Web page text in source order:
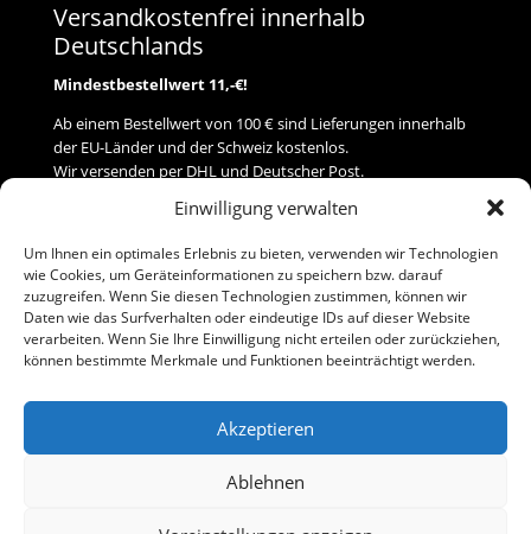
Einwilligung verwalten
Um Ihnen ein optimales Erlebnis zu bieten, verwenden wir Technologien
wie Cookies, um Geräteinformationen zu speichern bzw. darauf
zuzugreifen. Wenn Sie diesen Technologien zustimmen, können wir
Daten wie das Surfverhalten oder eindeutige IDs auf dieser Website
verarbeiten. Wenn Sie Ihre Einwilligung nicht erteilen oder zurückziehen,
können bestimmte Merkmale und Funktionen beeinträchtigt werden.
Akzeptieren
Ablehnen
Versandkostenfrei innerhalb
Deutschlands
Mindestbestellwert 11,-€!
Ab einem Bestellwert von 100 € sind Lieferungen innerhalb
der EU-Länder und der Schweiz kostenlos.
Wir versenden per DHL und Deutscher Post.
Versand
Zahlung
Baumann Modellspielwaren
Telefon (0 91 61) 33 84